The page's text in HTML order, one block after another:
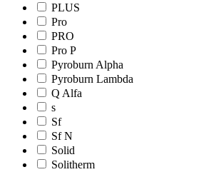
PLUS
Pro
PRO
Pro Р
Pyroburn Alpha
Pyroburn Lambda
Q Alfa
s
Sf
Sf N
Solid
Solitherm